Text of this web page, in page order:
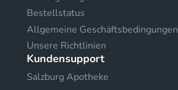
Bestellstatus
Allgemeine Geschäftsbedingungen
Unsere Richtlinien
Kundensupport
Salzburg Apotheke